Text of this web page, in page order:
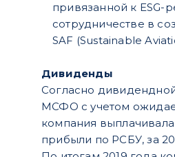
привязанной к ESG-
сотрудничестве в
SAF (Sustainable
Дивиденды
Согласно
МСФО с учетом
компания
прибыли по РСБУ, за